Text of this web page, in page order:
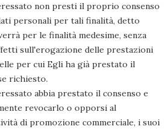
non presti il proprio consenso
personali per tali finalità, detto
per le finalità medesime, senza
sull'erogazione delle prestazioni
per cui Egli ha già prestato il
richiesto.
abbia prestato il consenso e
revocarlo o opporsi al
di promozione commerciale, i suoi